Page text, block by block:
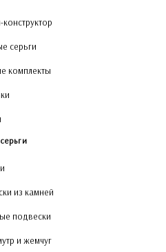
конструктор
серьги
комплекты
из камней
подвески
и жемчуг